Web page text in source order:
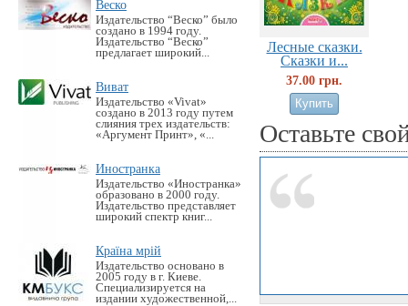
Веско
Издательство “Веско” было
создано в 1994 году.
Издательство “Веско”
предлагает широкий...
Виват
Издательство «Vivat»
создано в 2013 году путем
слияния трех издательств:
«Аргумент Принт», «...
Иностранка
Издательство «Иностранка»
образовано в 2000 году.
Издательство представляет
широкий спектр книг...
Країна мрій
Издательство основано в
2005 году в г. Киеве.
Специализируется на
издании художественной,...
Лесные сказки.
Сказки и...
37.00 грн.
Оставьте